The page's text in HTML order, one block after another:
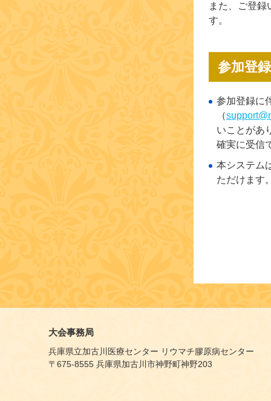
また、ご登
す。
参加登
参加登録に
（
いことがあ
確実に受信
本システム
ただけます
大会事務局
兵庫県立加古川医療センター リウマチ膠原病センター
〒675-8555 兵庫県加古川市神野町神野203